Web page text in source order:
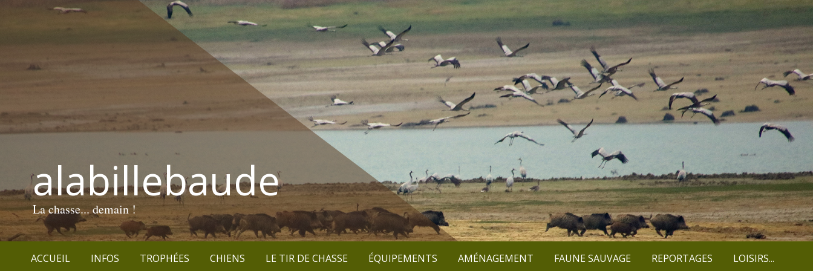
alabillebaude
La chasse... demain !
ACCUEIL INFOS TROPHÉES CHIENS LE TIR DE CHASSE ÉQUIPEMENTS AMÉNAGEMENT FAUNE SAUVAGE REPORTAGES LOISIRS...